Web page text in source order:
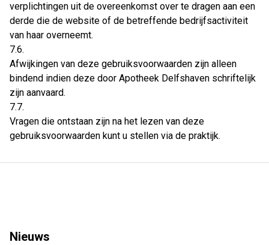
verplichtingen uit de overeenkomst over te dragen aan een
derde die de website of de betreffende bedrijfsactiviteit
van haar overneemt.
7.6.
Afwijkingen van deze gebruiksvoorwaarden zijn alleen
bindend indien deze door Apotheek Delfshaven schriftelijk
zijn aanvaard.
7.7.
Vragen die ontstaan zijn na het lezen van deze
gebruiksvoorwaarden kunt u stellen via de praktijk.
Nieuws